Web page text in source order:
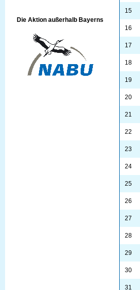
Die Aktion außerhalb Bayerns
15
16
17
18
19
20
21
22
23
24
25
26
27
28
29
30
31